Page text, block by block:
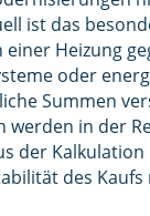
ist das
einer Heizung
oder
Summen
werden in der
der Kalkulation
des Kaufs